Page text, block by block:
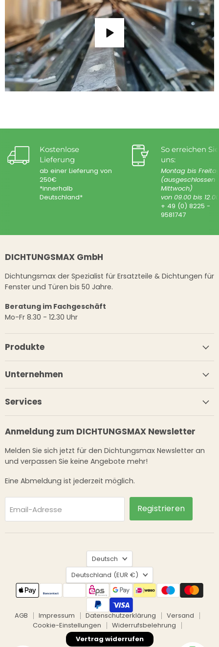
Kostenlose
Lieferung
ab einer Lieferung von
250€
*innerhalb
Deutschland*
So erreichen Sie
uns:
Montag bis
(ausgeschlossen
Mittwoch)
von 09.00 bis
+ 49 (0) 8225 -
9581747
DICHTUNGSMAX GmbH
Dichtungsmax der Spezialist für Ersatzteile & Dichtungen für
Fenster und Türen bis 50 Jahre.
Beratung im Fachgeschäft
Mo-Fr 8.30 - 12.30 Uhr
Produkte
Unternehmen
Services
Anmeldung zum DICHTUNGSMAX Newsletter
Melden Sie sich jetzt für den Dichtungsmax Newsletter an
und verpassen Sie keine Angebote mehr!
Eine Abmeldung ist jederzeit möglich.
Email-Adresse Registrieren
Sprache
Deutsch
Land
Deutschland (EUR €)
AGB Impressum Datenschutzerklärung
Versand
Cookie-Einstellungen
Widerrufsbelehrung
Vertrag widerrufen